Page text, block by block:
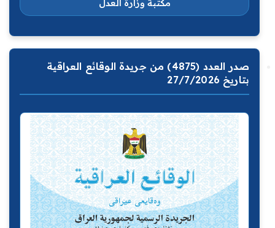
مكتبة وزارة العدل
صدر العدد (4875) من جريدة الوقائع العراقية
بتاريخ 27/7/2026